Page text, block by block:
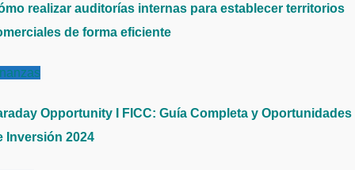
realizar auditorías internas para establecer territorios
de forma eficiente
Opportunity I FICC: Guía Completa y Oportunidades
Inversión 2024